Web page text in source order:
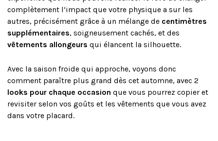
complètement l’impact que votre physique a sur les
autres, précisément grâce à un mélange de centimètres
supplémentaires, soigneusement cachés, et des
vêtements allongeurs qui élancent la silhouette.
Avec la saison froide qui approche, voyons donc
comment paraître plus grand dès cet automne, avec 2
looks pour chaque occasion que vous pourrez copier et
revisiter selon vos goûts et les vêtements que vous avez
dans votre placard.